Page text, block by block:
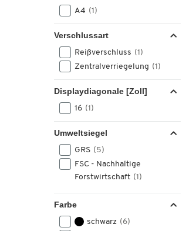
A4 (1)
Verschlussart
Reißverschluss (1)
Zentralverriegelung (1)
Displaydiagonale [Zoll]
16 (1)
Umweltsiegel
GRS (5)
FSC - Nachhaltige
Forstwirtschaft (1)
Farbe
schwarz (6)